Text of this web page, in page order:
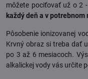
môžete pociťovať už o 2
každý deň a v
Pôsobenie ionizovanej
Krvný obraz si treba dať
po 3 až 6 mesiacoch.
alkalickej vody vás určite